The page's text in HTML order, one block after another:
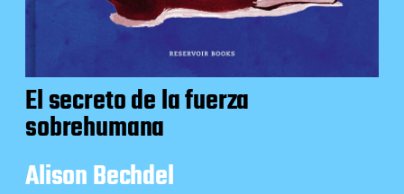
El secreto de la fuerza
sobrehumana
Alison Bechdel